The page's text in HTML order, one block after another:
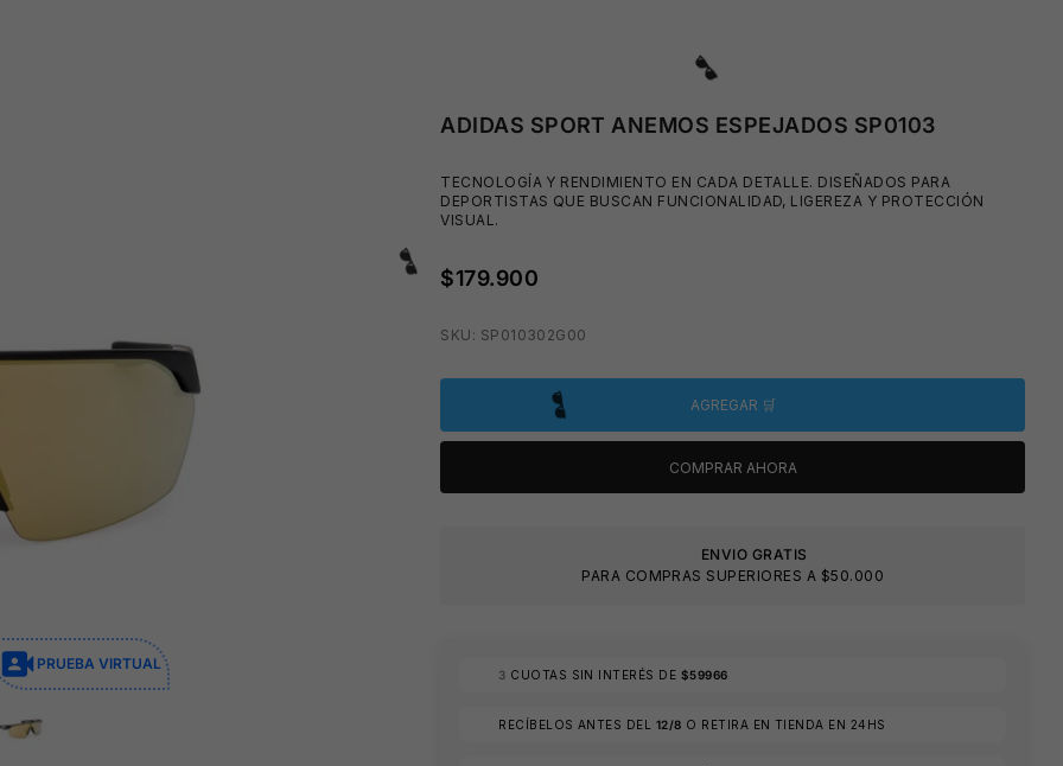
PRUEBA VIRTUAL
ADIDAS SPORT ANEMOS ESPEJADOS SP0103
TECNOLOGÍA Y RENDIMIENTO EN CADA DETALLE. DISEÑADOS PARA
DEPORTISTAS QUE BUSCAN FUNCIONALIDAD, LIGEREZA Y PROTECCIÓN
VISUAL.
$179.900
SKU: SP010302G00
AGREGAR 🛒
COMPRAR AHORA
ENVIO GRATIS
PARA COMPRAS SUPERIORES A $50.000
3 CUOTAS SIN INTERÉS DE $59966
RECÍBELOS ANTES DEL 12/8 O RETIRA EN TIENDA EN 24HS